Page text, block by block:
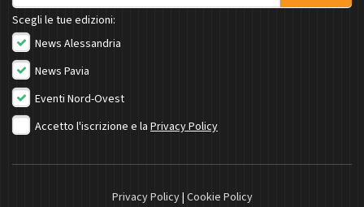
Scegli le tue edizioni:
News Alessandria
News Pavia
Eventi Nord-Ovest
Accetto l'iscrizione e la Privacy Policy
Privacy Policy| Cookie Policy